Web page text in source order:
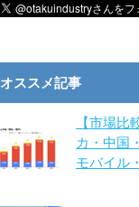
オススメ記事
【市場比
カ・中国
モバイル